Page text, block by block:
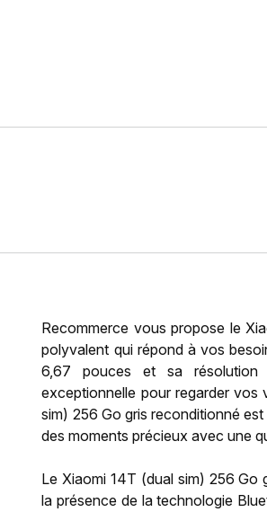
Recommerce vous propose le
polyvalent qui répond à vos
6,67 pouces et sa résolution
exceptionnelle pour regarder
sim) 256 Go gris reconditionné
des moments précieux avec une
Le Xiaomi 14T (dual sim) 256
la présence de la technologie